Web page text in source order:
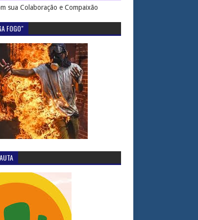
sua Colaboração e Compaixão
FOGO"